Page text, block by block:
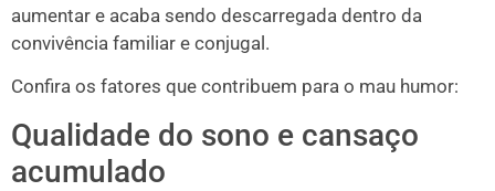
aumentar e acaba sendo descarregada dentro da
convivência familiar e conjugal.
Confira os fatores que contribuem para o mau humor:
Qualidade do sono e cansaço
acumulado